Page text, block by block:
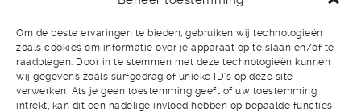
Om de beste ervaringen te bieden, gebruiken wij technologieën
zoals cookies om informatie over je apparaat op te slaan en/of te
raadplegen. Door in te stemmen met deze technologieën kunnen
wij gegevens zoals surfgedrag of unieke ID's op deze site
verwerken. Als je geen toestemming geeft of uw toestemming
intrekt, kan dit een nadelige invloed hebben op bepaalde functies
CONTACT
Wij beantwoorden graag al uw vragen en verdere
informatiebehoefte. Ook maken wij graag vrijblijvend